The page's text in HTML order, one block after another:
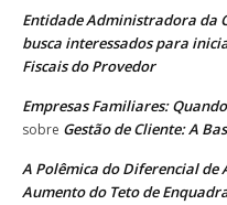
Entidade Administradora da
busca interessados para
Fiscais do Provedor
Empresas Familiares:
sobre Gestão de Cliente: A
A Polêmica do Diferencial de
Aumento do Teto de